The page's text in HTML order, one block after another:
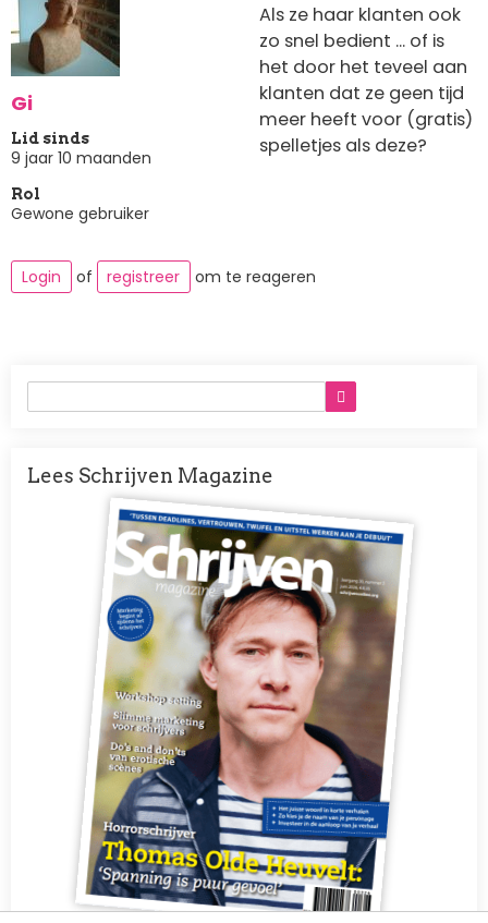
Gi
Lid sinds
9 jaar 10 maanden
Rol
Gewone gebruiker
Als ze haar klanten ook
zo snel bedient ... of is
het door het teveel aan
klanten dat ze geen tijd
meer heeft voor (gratis)
spelletjes als deze?
Login of registreer om te reageren
Lees Schrijven Magazine
Afbeelding